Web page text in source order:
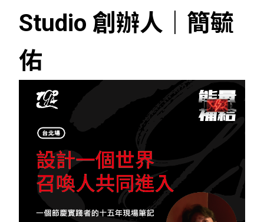
Studio 創辦人
簡毓
佑